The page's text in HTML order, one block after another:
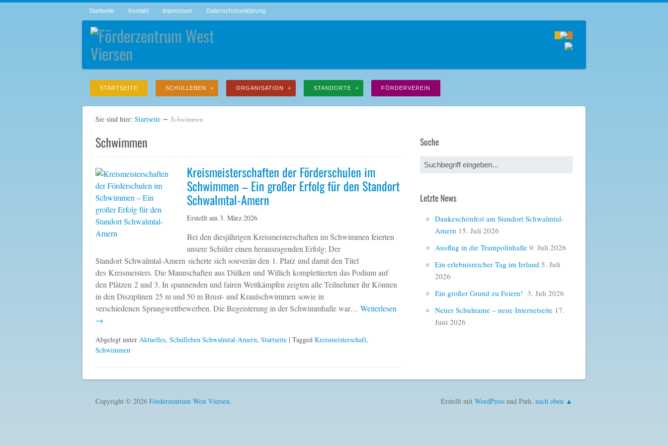
Startseite Kontakt Impressum Datenschutzerklärung
STARTSEITE SCHULLEBEN ORGANISATION STANDORTE FÖRDERVEREIN
Sie sind hier: Startseite ∼ Schwimmen
Schwimmen
Kreismeisterschaften der Förderschulen im
Schwimmen – Ein großer Erfolg für den Standort
Schwalmtal-Amern
Erstellt am 3. März 2026
Bei den diesjährigen Kreismeisterschaften im Schwimmen feierten
unsere Schüler einen herausragenden Erfolg: Der
Standort Schwalmtal-Amern sicherte sich souverän den 1. Platz und damit den Titel
des Kreismeisters. Die Mannschaften aus Dülken und Willich komplettierten das Podium auf
den Plätzen 2 und 3. In spannenden und fairen Wettkämpfen zeigten alle Teilnehmer ihr Können
in den Disziplinen 25 m und 50 m Brust- und Kraulschwimmen sowie in
verschiedenen Sprungwettbewerben. Die Begeisterung in der Schwimmhalle war… Weiterlesen
→
Abgelegt unter Aktuelles, Schulleben Schwalmtal-Amern, Startseite | Tagged Kreismeisterschaft,
Schwimmen
Suche
Letzte News
Dankeschönfest am Standort Schwalmtal-
Amern 15. Juli 2026
Ausflug in die Trampolinhalle 9. Juli 2026
Ein erlebnisreicher Tag im Irrland 5. Juli
2026
Ein großer Grund zu Feiern! 3. Juli 2026
Neuer Schulname – neue Internetseite 17.
Juni 2026
Copyright © 2026 Förderzentrum West Viersen. Erstellt mit WordPressund Path. nach oben